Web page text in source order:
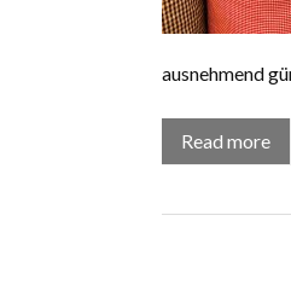
ausnehmend
Read more